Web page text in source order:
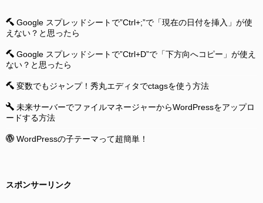
Google スプレッドシートで”Ctrl+;”で「現在の日付を挿入」が使
えない？と思ったら
Google スプレッドシートで”Ctrl+D”で「下方向へコピー」が使え
ない？と思ったら
変数でもジャンプ！秀丸エディタでctagsを使う方法
未来サーバーでファイルマネージャーからWordPressをアップロ
ードする方法
WordPressの子テーマって超簡単！
スポンサーリンク